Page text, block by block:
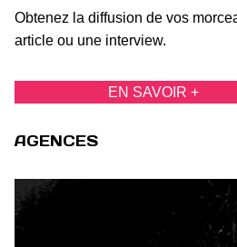
Obtenez la diffusion de vos
article ou une interview.
EN SAVOIR +
AGENCES